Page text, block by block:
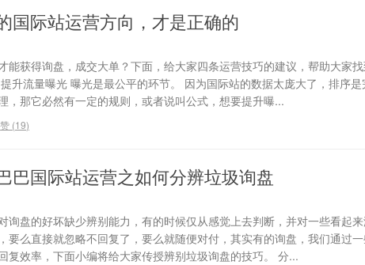
国际站运营方向，才是正确的
能获得询盘，成交大单？下面，给大家四条运营技巧的建议，帮助大家
升流量曝光 曝光是最公平的环节。 因为国际站的数据太庞大了，排序
，那它必然有一定的规则，或者说叫公式，想要提升曝...
赞 (19)
巴国际站运营之如何分辨垃圾询盘
询盘的好坏缺少辨别能力，有的时候仅从感觉上去判断，并对一些看起
要么直接就忽略不回复了，要么就随便对付，其实有的询盘，我们通过
复效率，下面小编将给大家传授辨别垃圾询盘的技巧。 分...